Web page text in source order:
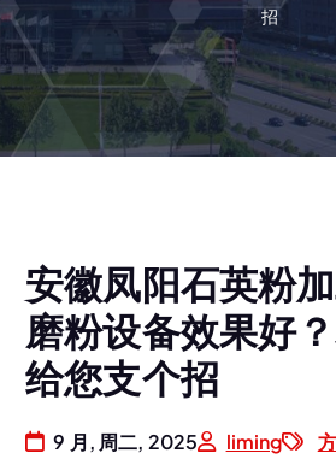
招
安徽凤阳石英粉
磨粉设备效果好
给您支个招
9 月, 周二, 2025 liming